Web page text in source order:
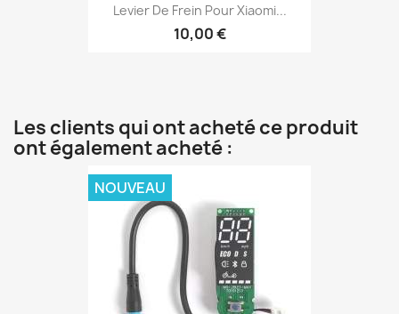
Levier De Frein Pour Xiaomi...
10,00 €
Les clients qui ont acheté ce produit
ont également acheté :
NOUVEAU